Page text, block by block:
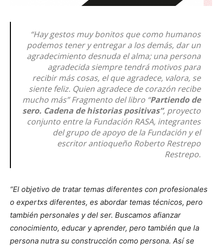
“Hay gestos muy bonitos que como humanos
podemos tener y entregar a los demás, dar un
agradecimiento desnuda el alma; una persona
agradecida siempre tendrá motivos para
recibir más cosas, el que agradece, valora, se
siente feliz. Quien agradece de corazón recibe
mucho más”Fragmento del libro “Partiendo de
sero. Cadena de historias positivas”, proyecto
conjunto entre la Fundación RASA, integrantes
del grupo de apoyo de la Fundación y el
escritor antioqueño Roberto Restrepo
Restrepo.
“El objetivo de tratar temas diferentes con profesionales
o expertxs diferentes, es abordar temas técnicos, pero
también personales y del ser. Buscamos afianzar
conocimiento, educar y aprender, pero también que la
persona nutra su construcción como persona. Así se